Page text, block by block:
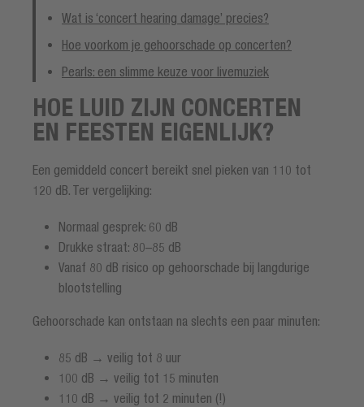
Wat is ‘concert hearing damage’ precies?
Hoe voorkom je gehoorschade op concerten?
Pearls: een slimme keuze voor livemuziek
HOE LUID ZIJN CONCERTEN
EN FEESTEN EIGENLIJK?
Een gemiddeld concert bereikt snel pieken van 110 tot
120 dB. Ter vergelijking:
Normaal gesprek: 60 dB
Drukke straat: 80–85 dB
Vanaf 80 dB risico op gehoorschade bij langdurige
blootstelling
Gehoorschade kan ontstaan na slechts een paar minuten:
85 dB → veilig tot 8 uur
100 dB → veilig tot 15 minuten
110 dB → veilig tot 2 minuten (!)